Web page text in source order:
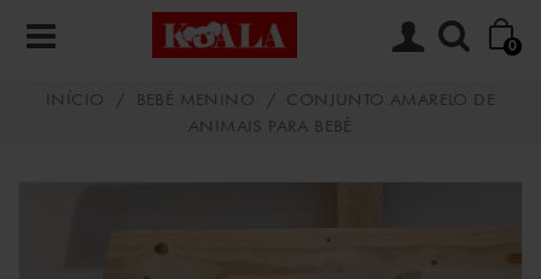
0
INÍCIO / BEBÉ MENINO /
CONJUNTO AMARELO DE
ANIMAIS PARA BEBÊ